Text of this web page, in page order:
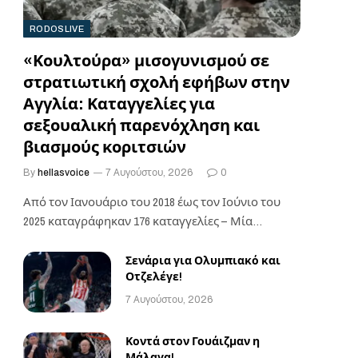
RODOSLIVE
«Κουλτούρα» μισογυνισμού σε
στρατιωτική σχολή εφήβων στην
Αγγλία: Καταγγελίες για
σεξουαλική παρενόχληση και
βιασμούς κοριτσιών
By hellasvoice 7 Αυγούστου, 2026 0
Από τον Ιανουάριο του 2018 έως τον Ιούνιο του
2025 καταγράφηκαν 176 καταγγελίες – Μία…
Σενάρια για Ολυμπιακό και
Οτζελέγε!
7 Αυγούστου, 2026
Κοντά στον Γουάιζμαν η